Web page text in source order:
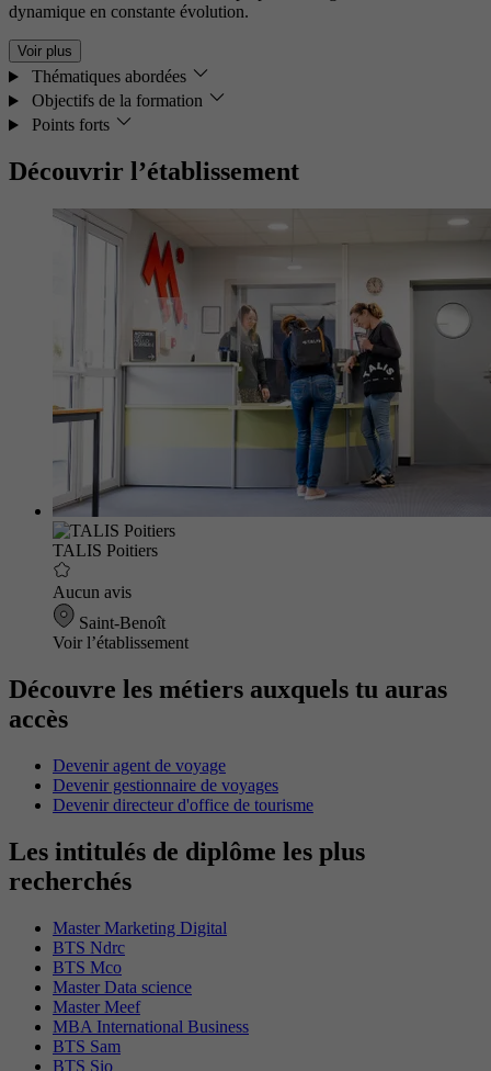
dynamique en constante évolution.
Voir plus
Thématiques abordées
Objectifs de la formation
Points forts
Découvrir l’établissement
TALIS Poitiers
Aucun avis
Saint-Benoît
Voir l’établissement
Découvre les métiers auxquels tu auras
accès
Devenir agent de voyage
Devenir gestionnaire de voyages
Devenir directeur d'office de tourisme
Les intitulés de diplôme les plus
recherchés
Master Marketing Digital
BTS Ndrc
BTS Mco
Master Data science
Master Meef
MBA International Business
BTS Sam
BTS Sio